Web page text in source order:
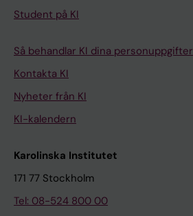
Student på KI
Så behandlar KI dina personuppgifter
Kontakta KI
Nyheter från KI
KI-kalendern
Karolinska Institutet
171 77 Stockholm
Tel: 08-524 800 00